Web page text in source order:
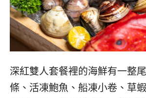
深紅雙人套餐裡的海鮮有一整
條、活凍鮑魚、船凍小卷、草